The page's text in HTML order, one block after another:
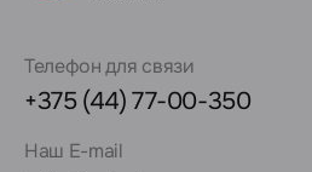
Телефон для связи
+375 (44) 77-00-350
Наш E-mail